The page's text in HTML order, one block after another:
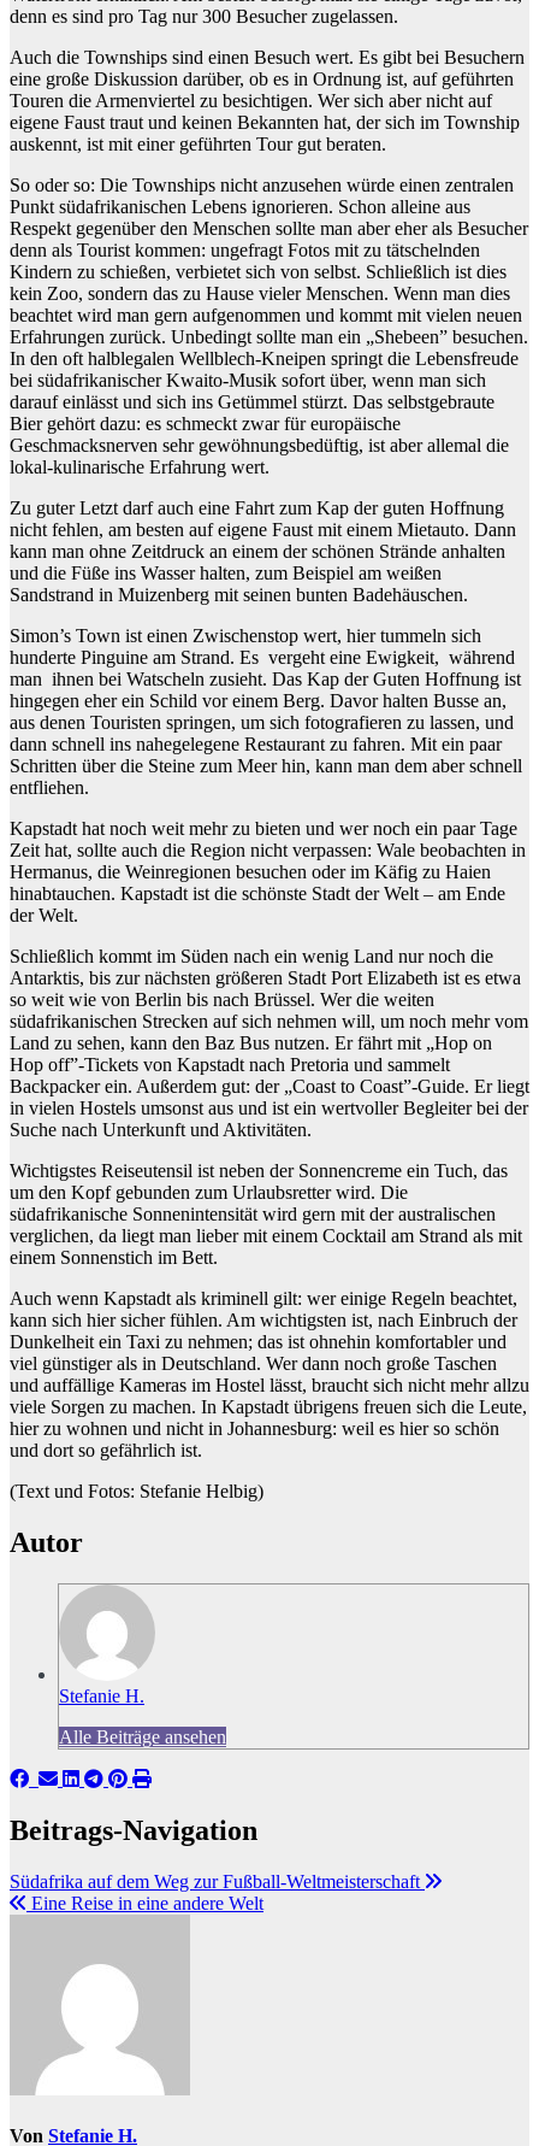
denn es sind pro Tag nur 300 Besucher zugelassen.
Auch die Townships sind einen Besuch wert. Es gibt bei Besuchern
eine große Diskussion darüber, ob es in Ordnung ist, auf geführten
Touren die Armenviertel zu besichtigen. Wer sich aber nicht auf
eigene Faust traut und keinen Bekannten hat, der sich im Township
auskennt, ist mit einer geführten Tour gut beraten.
So oder so: Die Townships nicht anzusehen würde einen zentralen
Punkt südafrikanischen Lebens ignorieren. Schon alleine aus
Respekt gegenüber den Menschen sollte man aber eher als Besucher
denn als Tourist kommen: ungefragt Fotos mit zu tätschelnden
Kindern zu schießen, verbietet sich von selbst. Schließlich ist dies
kein Zoo, sondern das zu Hause vieler Menschen. Wenn man dies
beachtet wird man gern aufgenommen und kommt mit vielen neuen
Erfahrungen zurück. Unbedingt sollte man ein „Shebeen” besuchen.
In den oft halblegalen Wellblech-Kneipen springt die Lebensfreude
bei südafrikanischer Kwaito-Musik sofort über, wenn man sich
darauf einlässt und sich ins Getümmel stürzt. Das selbstgebraute
Bier gehört dazu: es schmeckt zwar für europäische
Geschmacksnerven sehr gewöhnungsbedüftig, ist aber allemal die
lokal-kulinarische Erfahrung wert.
Zu guter Letzt darf auch eine Fahrt zum Kap der guten Hoffnung
nicht fehlen, am besten auf eigene Faust mit einem Mietauto. Dann
kann man ohne Zeitdruck an einem der schönen Strände anhalten
und die Füße ins Wasser halten, zum Beispiel am weißen
Sandstrand in Muizenberg mit seinen bunten Badehäuschen.
Simon’s Town ist einen Zwischenstop wert, hier tummeln sich
hunderte Pinguine am Strand. Es vergeht eine Ewigkeit, während
man ihnen bei Watscheln zusieht. Das Kap der Guten Hoffnung ist
hingegen eher ein Schild vor einem Berg. Davor halten Busse an,
aus denen Touristen springen, um sich fotografieren zu lassen, und
dann schnell ins nahegelegene Restaurant zu fahren. Mit ein paar
Schritten über die Steine zum Meer hin, kann man dem aber schnell
entfliehen.
Kapstadt hat noch weit mehr zu bieten und wer noch ein paar Tage
Zeit hat, sollte auch die Region nicht verpassen: Wale beobachten in
Hermanus, die Weinregionen besuchen oder im Käfig zu Haien
hinabtauchen. Kapstadt ist die schönste Stadt der Welt – am Ende
der Welt.
Schließlich kommt im Süden nach ein wenig Land nur noch die
Antarktis, bis zur nächsten größeren Stadt Port Elizabeth ist es etwa
so weit wie von Berlin bis nach Brüssel. Wer die weiten
südafrikanischen Strecken auf sich nehmen will, um noch mehr vom
Land zu sehen, kann den Baz Bus nutzen. Er fährt mit „Hop on
Hop off”-Tickets von Kapstadt nach Pretoria und sammelt
Backpacker ein. Außerdem gut: der „Coast to Coast”-Guide. Er liegt
in vielen Hostels umsonst aus und ist ein wertvoller Begleiter bei der
Suche nach Unterkunft und Aktivitäten.
Wichtigstes Reiseutensil ist neben der Sonnencreme ein Tuch, das
um den Kopf gebunden zum Urlaubsretter wird. Die
südafrikanische Sonnenintensität wird gern mit der australischen
verglichen, da liegt man lieber mit einem Cocktail am Strand als mit
einem Sonnenstich im Bett.
Auch wenn Kapstadt als kriminell gilt: wer einige Regeln beachtet,
kann sich hier sicher fühlen. Am wichtigsten ist, nach Einbruch der
Dunkelheit ein Taxi zu nehmen; das ist ohnehin komfortabler und
viel günstiger als in Deutschland. Wer dann noch große Taschen
und auffällige Kameras im Hostel lässt, braucht sich nicht mehr allzu
viele Sorgen zu machen. In Kapstadt übrigens freuen sich die Leute,
hier zu wohnen und nicht in Johannesburg: weil es hier so schön
und dort so gefährlich ist.
(Text und Fotos: Stefanie Helbig)
Autor
Stefanie H.
Alle Beiträge ansehen
Beitrags-Navigation
Südafrika auf dem Weg zur Fußball-Weltmeisterschaft
Eine Reise in eine andere Welt
Von Stefanie H.